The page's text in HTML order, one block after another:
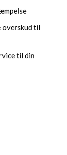
overskud til
til din